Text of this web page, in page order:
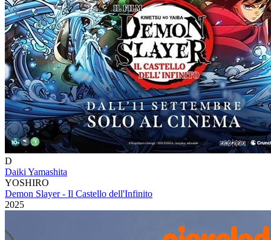
D
Daiki Yamashita
YOSHIRO
Demon Slayer - Il Castello dell'Infinito
2025